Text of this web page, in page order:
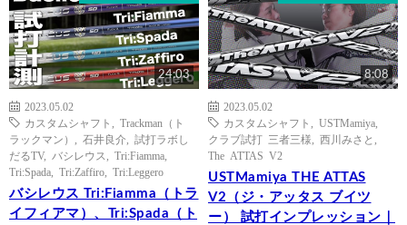
24:03
2023.05.02
カスタムシャフト
Trackman（ト
ラックマン）
石井良介
試打ラボし
だるTV, バシレウス Tri:Fiamma
Tri:Spada
Tri:Zaffiro Tri:Leggero
バシレウス Tri:Fiamma（トラ
イフィアマ）、Tri:Spada（ト
8:08
2023.05.02
カスタムシャフト
USTMamiya
クラブ試打 三者三様
西川みさと
The ATTAS V2
USTMamiya THE ATTAS
V2（ジ・アッタス ブイツ
ー） 試打インプレッション｜